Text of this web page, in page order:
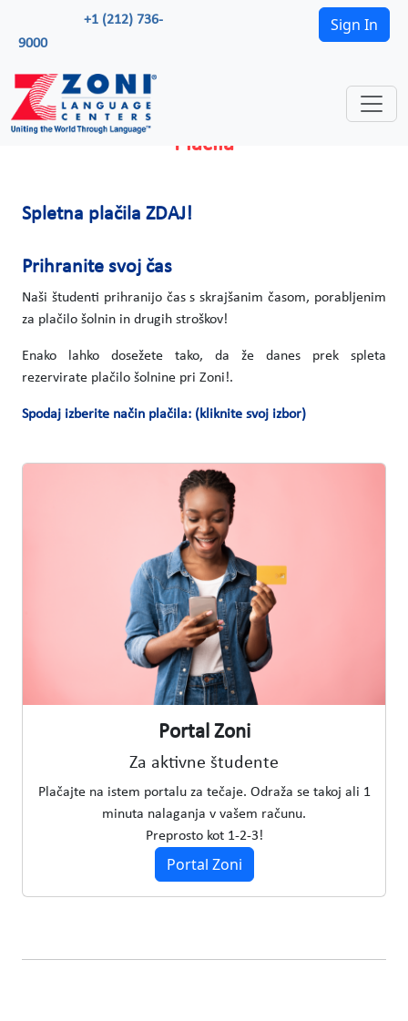
+1 (212) 736-
9000
Sign In
Plačila
Spletna plačila ZDAJ!
Prihranite svoj čas
Naši študenti prihranijo čas s skrajšanim časom, porabljenim
za plačilo šolnin in drugih stroškov!
Enako lahko dosežete tako, da že danes prek spleta
rezervirate plačilo šolnine pri Zoni!.
Spodaj izberite način plačila: (kliknite svoj izbor)
Portal Zoni
Za aktivne študente
Plačajte na istem portalu za tečaje. Odraža se takoj ali 1
minuta nalaganja v vašem računu.
Preprosto kot 1-2-3!
Portal Zoni